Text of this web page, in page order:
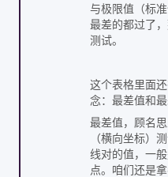
与极限值（标
最差的都过了
测试。
这个表格里面
念：最差值和最
最差值，顾名
（横向坐标）
线对的值，一
点。咱们还是